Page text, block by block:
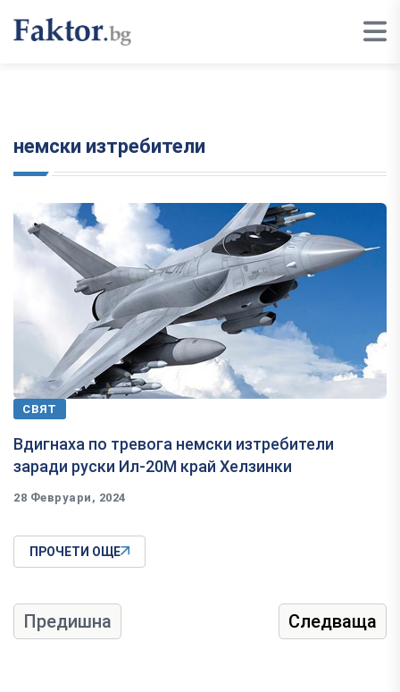
немски изтребители
СВЯТ
Вдигнаха по тревога немски изтребители
заради руски Ил-20М край Хелзинки
28 Февруари, 2024
ПРОЧЕТИ ОЩЕ
Предишна Следваща